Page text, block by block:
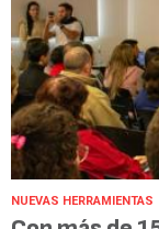
NUEVAS HERRAMIENTAS